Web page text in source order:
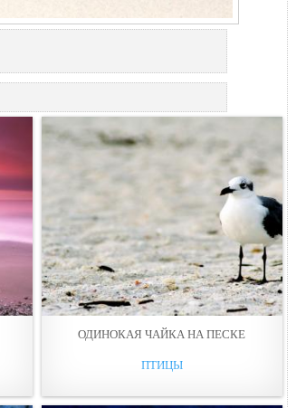
ОДИНОКАЯ ЧАЙКА НА ПЕСКЕ
ПТИЦЫ